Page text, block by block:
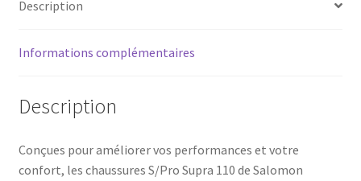
Description
Informations complémentaires
Description
Conçues pour améliorer vos performances et votre
confort, les chaussures S/Pro Supra 110 de Salomon